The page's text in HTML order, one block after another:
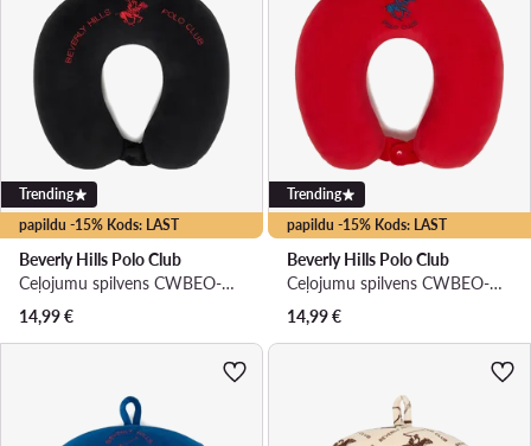
papildu -15% Kods: LAST
Trending
Beverly Hills Polo Club
Ceļojumu spilvens CWBEO-BHPC-UF-003-SS26 Melns
14,99€
papildu -15% Kods: LAST
Trending
Beverly Hills Polo Club
Ceļojumu spilvens CWBEO-BHPC-UF-002-SS26 Sarkans
14,99€